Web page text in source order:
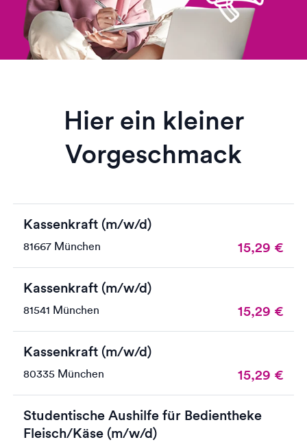
Hier ein kleiner
Vorgeschmack
Kassenkraft (m/w/d)
81667 München 15,29 €
Kassenkraft (m/w/d)
81541 München 15,29 €
Kassenkraft (m/w/d)
80335 München 15,29 €
Studentische Aushilfe für Bedientheke
Fleisch/Käse (m/w/d)